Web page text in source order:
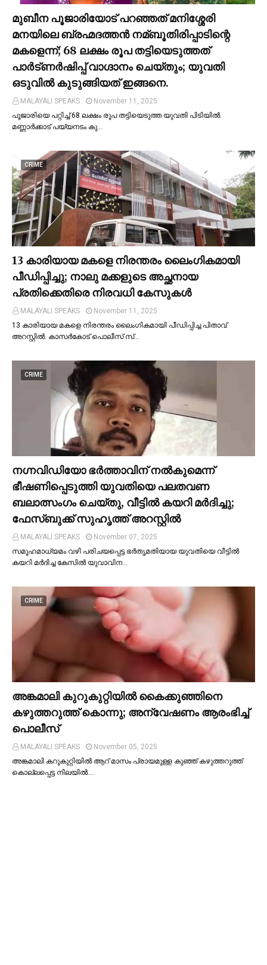
മുബീന പൂജാരിയോട് പറഞ്ഞത് മനിശ്ശേരി
മനയിലെ ബ്രഹ്മദത്തൻ നമ്ബൂതിരിപ്പാടിന്റെ
മകളെന്ന്; 68 ലക്ഷം രൂപ തട്ടിയെടുത്തത്
പാര്‍ട്ണര്‍ഷിപ്പ് വാഗ്ദാനം ചെയ്തും; യുവതി
ഒടുവില്‍ കുടുങ്ങിയത് ഇങ്ങനെ.
MALAYALI SPEAKS
November 11, 2025
പൂജാരിയെ പറ്റിച്ച്‌ 68 ലക്ഷം രൂപ തട്ടിയെടുത്ത യുവതി പിടിയില്‍.
മണ്ണാർക്കാട് പയ്യനടം കു…
CRIME
13 കാരിയായ മകളെ നിരന്തരം ലൈംഗികമായി
പീഡിപ്പിച്ചു; നാലു മക്കളുടെ അച്ഛനായ
പ്രതിക്കെതിരെ നിരവധി കേസുകള്‍
MALAYALI SPEAKS
November 11, 2025
13 കാരിയായ മകളെ നിരന്തരം ലൈംഗികമായി പീഡിപ്പിച്ച പിതാവ്
അറസ്റ്റില്‍. കാസർകോട് പൊലീസ് സ്…
CRIME
നഗ്നവിഡിയോ ഭര്‍ത്താവിന് നല്‍കുമെന്ന്
ഭീഷണിപ്പെടുത്തി യുവതിയെ പലതവണ
ബലാത്സംഗം ചെയ്തു, വീട്ടില്‍ കയറി മര്‍ദിച്ചു;
ഫേസ്ബുക്ക് സുഹൃത്ത് അറസ്റ്റില്‍
MALAYALI SPEAKS
November 07, 2025
സമൂഹമാധ്യമം വഴി പരിചയപ്പെട്ട ഭർതൃമതിയായ യുവതിയെ വീട്ടില്‍
കയറി മർദിച്ച കേസില്‍ യുവാവിന…
CRIME
അങ്കമാലി കുറുകുറ്റിയില്‍ കൈക്കുഞ്ഞിനെ
കഴുത്തറുത്ത് കൊന്നു; അന്വേഷണം ആരംഭിച്ച്‌
പൊലീസ്
MALAYALI SPEAKS
November 05, 2025
അങ്കമാലി കറുകുറ്റിയില്‍ ആറ് മാസം പ്രായമുള്ള കുഞ്ഞ് കഴുത്തറുത്ത്
കൊല്ലപ്പെട്ട നിലയില്‍.…